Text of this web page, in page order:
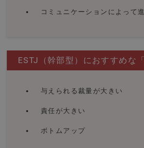
コミュニケーションによって
ESTJ（幹部型）におすすめな
与えられる裁量が大きい
責任が大きい
ボトムアップ